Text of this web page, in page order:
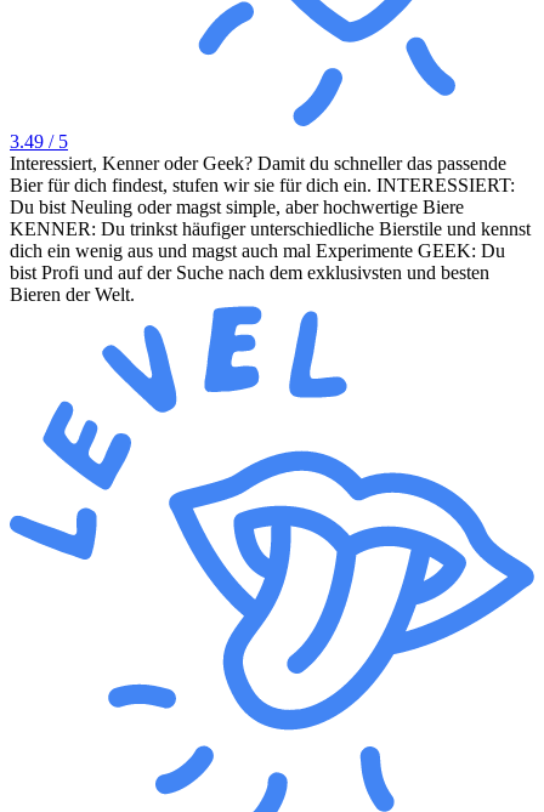
3.49 / 5
Interessiert, Kenner oder Geek? Damit du schneller das passende
Bier für dich findest, stufen wir sie für dich ein. INTERESSIERT:
Du bist Neuling oder magst simple, aber hochwertige Biere
KENNER: Du trinkst häufiger unterschiedliche Bierstile und kennst
dich ein wenig aus und magst auch mal Experimente GEEK: Du
bist Profi und auf der Suche nach dem exklusivsten und besten
Bieren der Welt.